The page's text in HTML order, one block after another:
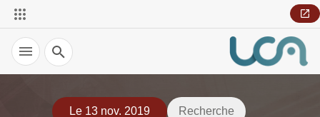
Recherche
Le 13 nov. 2019 Recherche